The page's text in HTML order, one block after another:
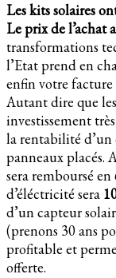
Les kits solaires
Le prix de l’achat
transformations
l’Etat prend en
enfin votre facture
Autant dire que
investissement
la rentabilité d’un
panneaux placés.
sera remboursé
d’éléctricité sera
d’un capteur
(prenons 30 ans
profitable et
offerte.